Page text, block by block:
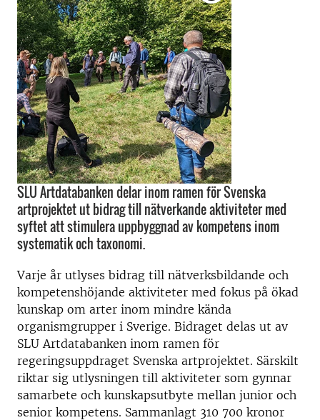
SLU Artdatabanken delar inom ramen för Svenska
artprojektet ut bidrag till nätverkande aktiviteter med
syftet att stimulera uppbyggnad av kompetens inom
systematik och taxonomi.
Varje år utlyses bidrag till nätverksbildande och
kompetenshöjande aktiviteter med fokus på ökad
kunskap om arter inom mindre kända
organismgrupper i Sverige. Bidraget delas ut av
SLU Artdatabanken inom ramen för
regeringsuppdraget Svenska artprojektet. Särskilt
riktar sig utlysningen till aktiviteter som gynnar
samarbete och kunskapsutbyte mellan junior och
senior kompetens. Sammanlagt 310 700 kronor